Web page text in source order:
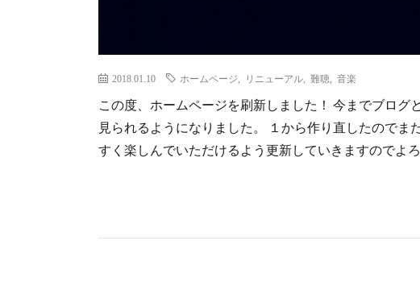
2018.01.10 ホームページ リニューアル 難聴 音楽
この度、ホームページを刷新しました！ 今までブロ
見られるようになりました。 １から作り直したのでま
すく楽しんでいただけるよう更新していきますのでよ